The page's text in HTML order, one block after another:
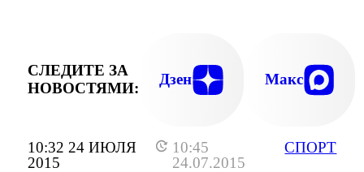
10:32 24 ИЮЛЯ
2015
10:45
24.07.2015
СПОРТ
СЛЕДИТЕ ЗА
НОВОСТЯМИ:
Дзен Макс